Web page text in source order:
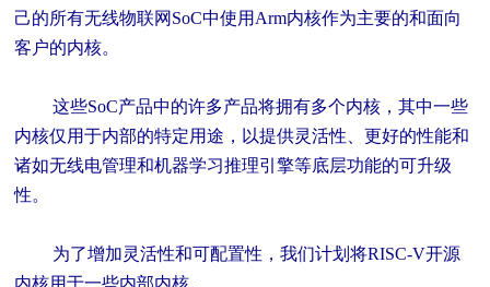
己的所有无线物联网SoC中使用Arm内核作为主要的和面向
客户的内核。
这些SoC产品中的许多产品将拥有多个内核，其中一些
内核仅用于内部的特定用途，以提供灵活性、更好的性能和
诸如无线电管理和机器学习推理引擎等底层功能的可升级
性。
为了增加灵活性和可配置性，我们计划将RISC-V开源